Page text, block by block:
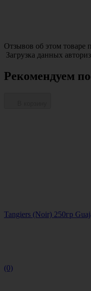
Отзывов об этом товаре
Загрузка данных
Рекомендуем
Tangiers (Noir) 250гр
(0)